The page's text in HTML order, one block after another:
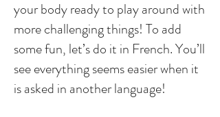
your body ready to play around with
more challenging things! To add
some fun, let’s do it in French. You’ll
see everything seems easier when it
is asked in another language!